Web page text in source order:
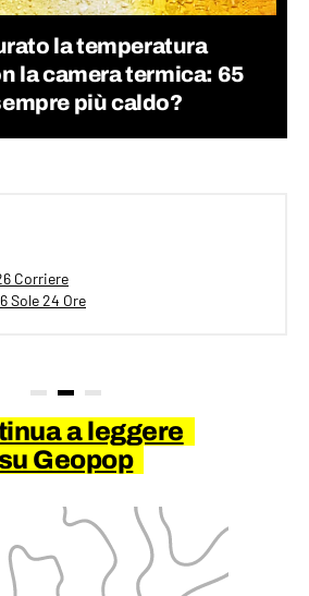
la temperatura
la camera termica: 65
più caldo?
Corriere
Sole 24 Ore
a leggere
su Geopop